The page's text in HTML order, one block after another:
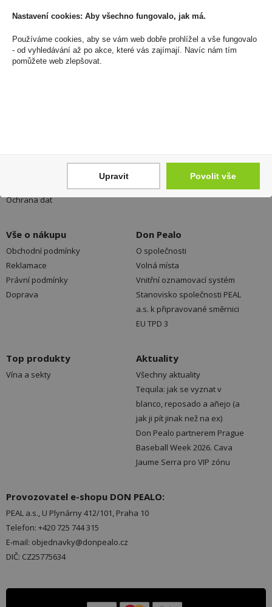
Newsletter
Zde se můžete registrovat k odběru novinek a
neunikne Vám žádná akční nabídka a sleva!
Ochrana dat
Vše o nákupu
Obchodní podmínky
Reklamace
Právní podmínky
Doprava
Don Pealo
O společnosti
Volná místa
Vnitřní oznamovací systém
Stanovisko společnosti PEAL
a.s. k připravované směrnici
EU TPD 3
Top produkty
Vína a sekty
Aktuality
Všechny aktuality
Tequila: jak se vyznat v
blanco, reposado a añejo (a
jak ji pít jinak než na ex)
Don Pealo partnerem Prague
Baseball Week 2026. Cava
Jaume Serra pro VIP zónu
Provozovatel e-shopu DON PEALO:
PEAL a.s., U Plynárny 412/101, Praha 10
Telefon: +420 725 744 315
E-mail: objednavky@donpealo.cz
DIČ: CZ25775634
Nastavení cookies: Aby všechno fungovalo, jak má.
Používáme cookies, aby se vám web dobře prohlížel a vše fungovalo
- od vyhledávání až po akce, které vás zajímají. Navíc nám tím
pomůžete web zlepšovat.
Upravit Povolit vše